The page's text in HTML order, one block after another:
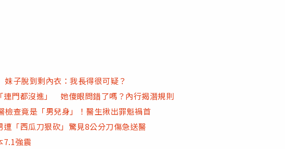
子脫到剩內衣：我長得很可疑？
連門都沒進」 她傻眼問錯了嗎？內行揭潛規則
查竟是「男兒身」！醫生揪出罪魁禍首
「西瓜刀狠砍」驚見8公分刀傷急送醫
7.1強震